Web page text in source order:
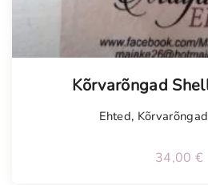
Kõrvarõngad
Ehted, Kõrvarõngad
34,00 €